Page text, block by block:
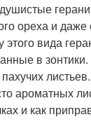
ореха и даже
этого вида
в
ароматных
и как